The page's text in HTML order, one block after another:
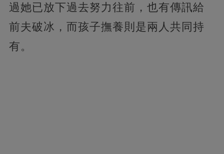
過她已放下過去努力往前，也有傳訊給
前夫破冰，而孩子撫養則是兩人共同持
有。